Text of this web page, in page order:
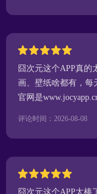
囧次元这个APP真的
画、壁纸啥都有，每
官网是
评论时间：2026-08-08
囧次元这个APP太棒